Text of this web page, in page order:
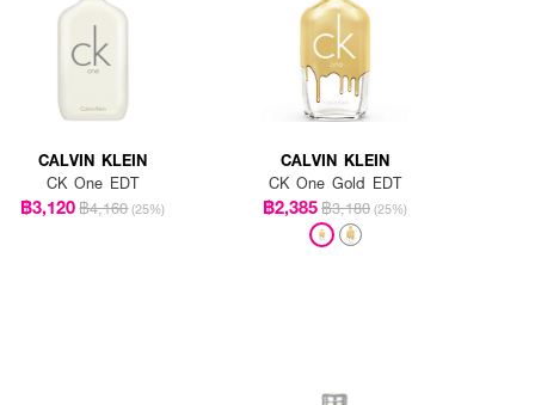
CALVIN KLEIN
CK One EDT
฿3,120฿4,160 (25%)
CALVIN KLEIN
CK One Gold EDT
฿2,385฿3,180 (25%)